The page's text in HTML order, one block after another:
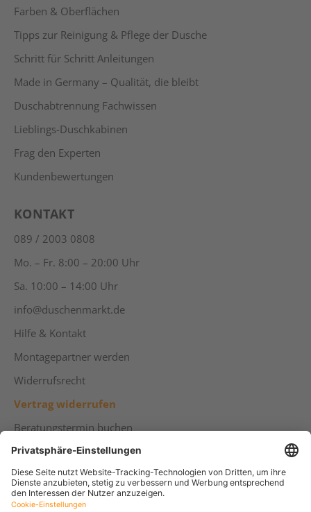
Farben & Oberflächen
Tipps zur Reinigung & Pflege der Dusche
Schritt für Schritt Anleitungen
Made in Germany – Qualität, die bleibt
Duschabtrennung Fachwissen
Lieblings-Duschkabinen
Frag den Experten
Kundenbewertungen
KONTAKT
089 / 2003 0808
Mo. – Fr. 8:00 – 20:00 Uhr
Sa. 10:00 – 14:00 Uhr
info@duschenmarkt.de
Hilfe & Kontakt
Montagepartner werden
Widerrufsrecht
Vertrag widerrufen
Beratungstermin buchen